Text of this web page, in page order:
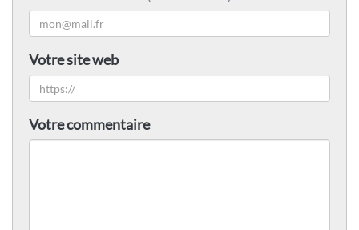
Votre site web
Votre commentaire